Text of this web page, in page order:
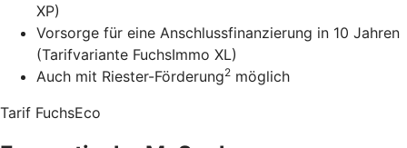
XP)
Vorsorge für eine Anschlussfinanzierung in 10 Jahren
(Tarifvariante FuchsImmo XL)
Auch mit Riester-Förderung2 möglich
Tarif FuchsEco